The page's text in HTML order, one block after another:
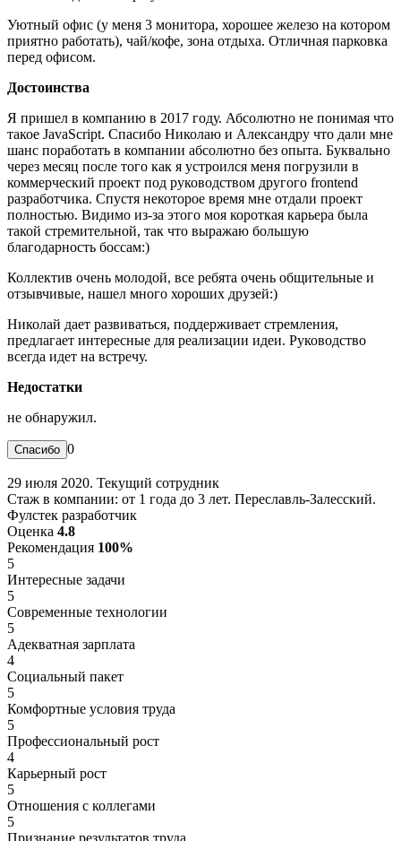
Уютный офис (у меня 3 монитора, хорошее железо на котором
приятно работать), чай/кофе, зона отдыха. Отличная парковка
перед офисом.
Достоинства
Я пришел в компанию в 2017 году. Абсолютно не понимая что
такое JavaScript. Спасибо Николаю и Александру что дали мне
шанс поработать в компании абсолютно без опыта. Буквально
через месяц после того как я устроился меня погрузили в
коммерческий проект под руководством другого frontend
разработчика. Спустя некоторое время мне отдали проект
полностью. Видимо из-за этого моя короткая карьера была
такой стремительной, так что выражаю большую
благодарность боссам:)
Коллектив очень молодой, все ребята очень общительные и
отзывчивые, нашел много хороших друзей:)
Николай дает развиваться, поддерживает стремления,
предлагает интересные для реализации идеи. Руководство
всегда идет на встречу.
Недостатки
не обнаружил.
0
29 июля 2020. Текущий сотрудник
Стаж в компании: от 1 года до 3 лет. Переславль-Залесский.
Фулстек разработчик
Оценка 4.8
Рекомендация 100%
5
Интересные задачи
5
Современные технологии
5
Адекватная зарплата
4
Социальный пакет
5
Комфортные условия труда
5
Профессиональный рост
4
Карьерный рост
5
Отношения с коллегами
5
Признание результатов труда